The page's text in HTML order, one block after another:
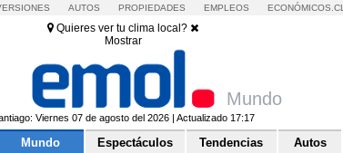
AUTOS PROPIEDADES EMPLEOS ECONÓMICOS.CL
Quieres ver tu clima local?
Mostrar
Mundo
Viernes 07 de agosto del 2026 | Actualizado 17:17
Mundo Espectáculos Tendencias Autos